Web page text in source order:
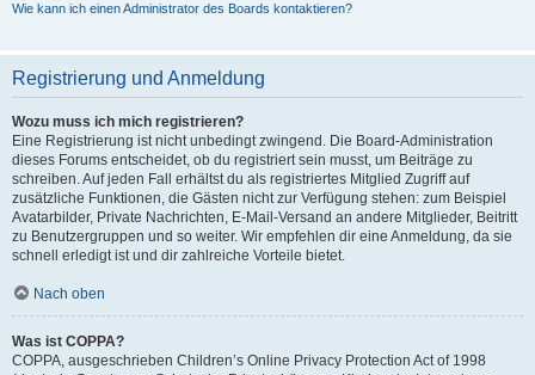
Wie kann ich einen Administrator des Boards kontaktieren?
Registrierung und Anmeldung
Wozu muss ich mich registrieren?
Eine Registrierung ist nicht unbedingt zwingend. Die Board-Administration
dieses Forums entscheidet, ob du registriert sein musst, um Beiträge zu
schreiben. Auf jeden Fall erhältst du als registriertes Mitglied Zugriff auf
zusätzliche Funktionen, die Gästen nicht zur Verfügung stehen: zum Beispiel
Avatarbilder, Private Nachrichten, E-Mail-Versand an andere Mitglieder, Beitritt
zu Benutzergruppen und so weiter. Wir empfehlen dir eine Anmeldung, da sie
schnell erledigt ist und dir zahlreiche Vorteile bietet.
Nach oben
Was ist COPPA?
COPPA, ausgeschrieben Children’s Online Privacy Protection Act of 1998